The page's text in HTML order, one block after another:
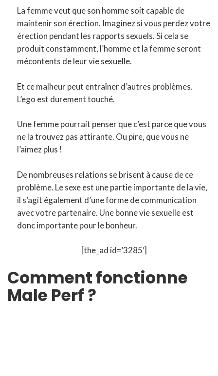
La femme veut que son homme soit capable de
maintenir son érection. Imaginez si vous perdez votre
érection pendant les rapports sexuels. Si cela se
produit constamment, l’homme et la femme seront
mécontents de leur vie sexuelle.
Et ce malheur peut entraîner d’autres problèmes.
L’ego est durement touché.
Une femme pourrait penser que c’est parce que vous
ne la trouvez pas attirante. Ou pire, que vous ne
l’aimez plus !
De nombreuses relations se brisent à cause de ce
problème. Le sexe est une partie importante de la vie,
il s’agit également d’une forme de communication
avec votre partenaire. Une bonne vie sexuelle est
donc importante pour le bonheur.
[the_ad id=’3285′]
Comment fonctionne
Male Perf ?